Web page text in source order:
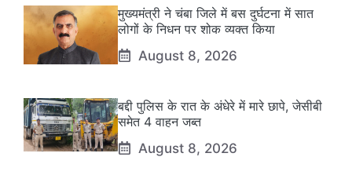
मुख्यमंत्री ने चंबा जिले में बस दुर्घटना में सात
लोगों के निधन पर शोक व्यक्त किया
August 8, 2026
बद्दी पुलिस के रात के अंधेरे में मारे छापे, जेसीबी
समेत 4 वाहन जब्त
August 8, 2026